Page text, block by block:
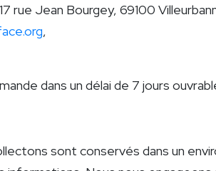
rue Jean Bourgey, 69100
,
dans un délai de 7 jours
sont conservés dans un